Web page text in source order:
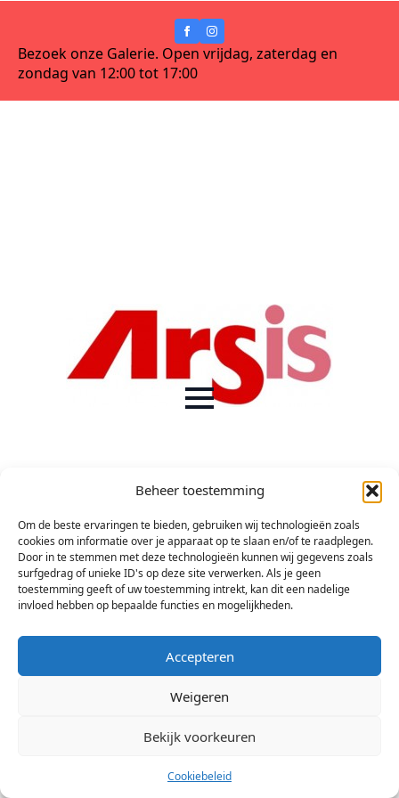
Beheer toestemming
Om de beste ervaringen te bieden, gebruiken wij technologieën zoals
cookies om informatie over je apparaat op te slaan en/of te raadplegen.
Door in te stemmen met deze technologieën kunnen wij gegevens zoals
surfgedrag of unieke ID's op deze site verwerken. Als je geen
toestemming geeft of uw toestemming intrekt, kan dit een nadelige
invloed hebben op bepaalde functies en mogelijkheden.
Accepteren
Weigeren
Bekijk voorkeuren
Cookiebeleid
Bezoek onze Galerie. Open vrijdag, zaterdag en
zondag van 12:00 tot 17:00
© 2026 Stichting Arsis Kunst en Societeit